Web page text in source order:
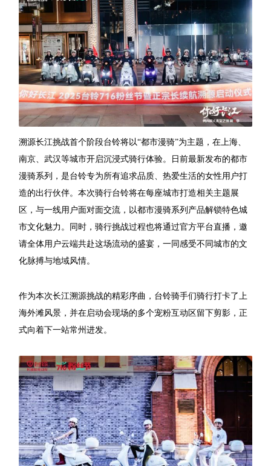
溯源长江挑战首个阶段台铃将以“都市漫骑”为主题，在上海、
南京、武汉等城市开启沉浸式骑行体验。日前最新发布的都市
漫骑系列，是台铃专为所有追求品质、热爱生活的女性用户打
造的出行伙伴。本次骑行台铃将在每座城市打造相关主题展
区，与一线用户面对面交流，以都市漫骑系列产品解锁特色城
市文化魅力。同时，骑行挑战过程也将通过官方平台直播，邀
请全体用户云端共赴这场流动的盛宴，一同感受不同城市的文
化脉搏与地域风情。
作为本次长江溯源挑战的精彩序曲，台铃骑手们骑行打卡了上
海外滩风景，并在启动会现场的多个宠粉互动区留下剪影，正
式向着下一站常州进发。